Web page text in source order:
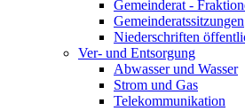
Gemeinderat -
Gemeinderatssitzungen
Niederschriften
Ver- und Entsorgung
Abwasser und Wasser
Strom und Gas
Telekommunikation